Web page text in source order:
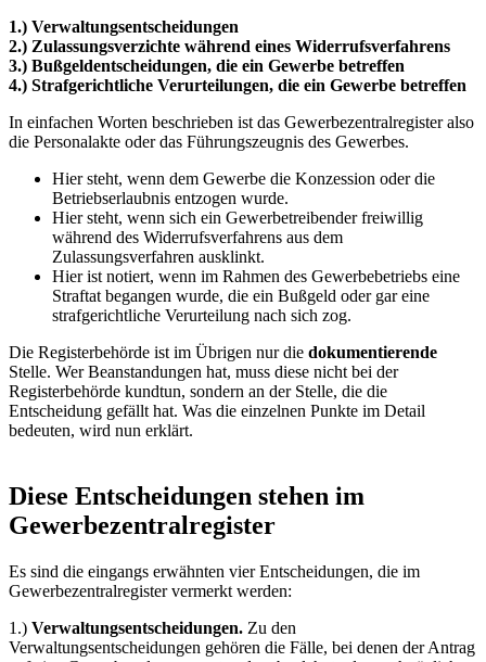
1.) Verwaltungsentscheidungen
2.) Zulassungsverzichte während eines Widerrufsverfahrens
3.) Bußgeldentscheidungen, die ein Gewerbe betreffen
4.) Strafgerichtliche Verurteilungen, die ein Gewerbe betreffen
In einfachen Worten beschrieben ist das Gewerbezentralregister also
die Personalakte oder das Führungszeugnis des Gewerbes.
Hier steht, wenn dem Gewerbe die Konzession oder die
Betriebserlaubnis entzogen wurde.
Hier steht, wenn sich ein Gewerbetreibender freiwillig
während des Widerrufsverfahrens aus dem
Zulassungsverfahren ausklinkt.
Hier ist notiert, wenn im Rahmen des Gewerbebetriebs eine
Straftat begangen wurde, die ein Bußgeld oder gar eine
strafgerichtliche Verurteilung nach sich zog.
Die Registerbehörde ist im Übrigen nur die dokumentierende
Stelle. Wer Beanstandungen hat, muss diese nicht bei der
Registerbehörde kundtun, sondern an der Stelle, die die
Entscheidung gefällt hat. Was die einzelnen Punkte im Detail
bedeuten, wird nun erklärt.
Diese Entscheidungen stehen im
Gewerbezentralregister
Es sind die eingangs erwähnten vier Entscheidungen, die im
Gewerbezentralregister vermerkt werden:
1.) Verwaltungsentscheidungen. Zu den
Verwaltungsentscheidungen gehören die Fälle, bei denen der Antrag